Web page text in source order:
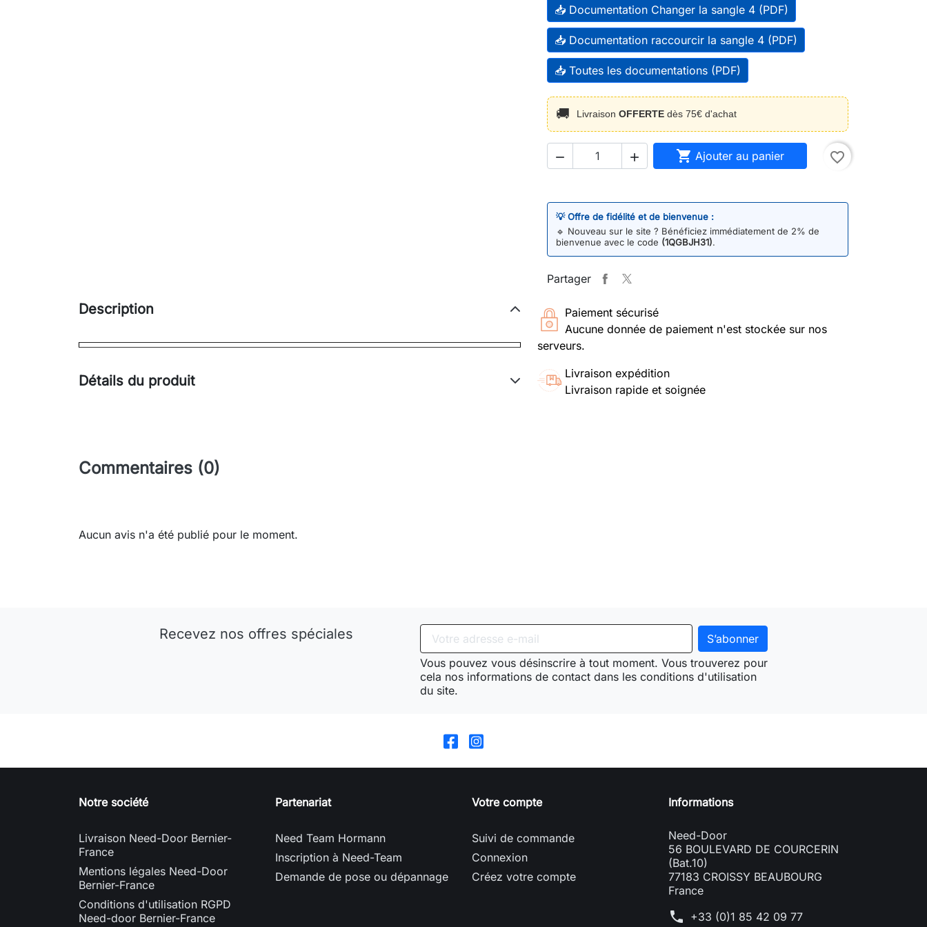
📥 Documentation Changer la sangle 4 (PDF)
📥 Documentation raccourcir la sangle 4 (PDF)
📥 Toutes les documentations (PDF)
🚚 Livraison OFFERTE dès 75€ d'achat
   Ajouter au panier favorite_border
💡 Offre de fidélité et de bienvenue :
🔹 Nouveau sur le site ? Bénéficiez immédiatement de 2% de
bienvenue avec le code (1QGBJH31).
Partager
Paiement sécurisé
Aucune donnée de paiement n'est stockée sur nos
serveurs.
Livraison expédition
Livraison rapide et soignée
Description
Détails du produit
Commentaires (0)
Aucun avis n'a été publié pour le moment.
Recevez nos offres spéciales
Vous pouvez vous désinscrire à tout moment. Vous trouverez pour
cela nos informations de contact dans les conditions d'utilisation
du site.
Notre société
Livraison Need-Door Bernier-
France
Mentions légales Need-Door
Bernier-France
Conditions d'utilisation RGPD
Need-door Bernier-France
Partenariat
Need Team Hormann
Inscription à Need-Team
Demande de pose ou dépannage
Votre compte
Suivi de commande
Connexion
Créez votre compte
Informations
Need-Door
56 BOULEVARD DE COURCERIN
(Bat.10)
77183 CROISSY BEAUBOURG
France
phone +33 (0)1 85 42 09 77